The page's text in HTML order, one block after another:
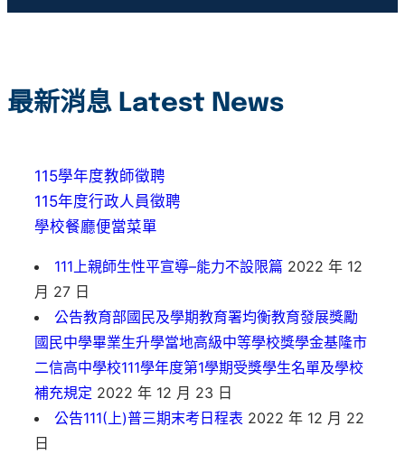
最新消息 Latest News
115學年度教師徵聘
115年度行政人員徵聘
學校餐廳便當菜單
111上親師生性平宣導–能力不設限篇 2022 年 12
月 27 日
公告教育部國民及學期教育署均衡教育發展獎勵
國民中學畢業生升學當地高級中等學校獎學金基隆市
二信高中學校111學年度第1學期受獎學生名單及學校
補充規定 2022 年 12 月 23 日
公告111(上)普三期末考日程表 2022 年 12 月 22
日